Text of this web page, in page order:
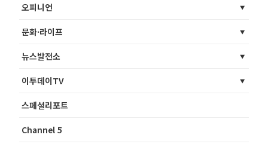
오피니언
문화·라이프
뉴스발전소
이투데이TV
스페셜리포트
Channel 5